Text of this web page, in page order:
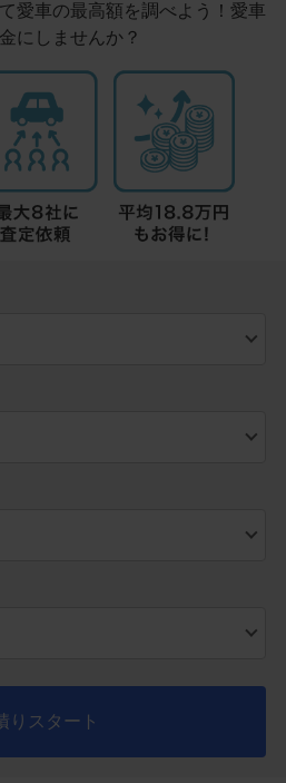
愛車の最高額を調べよう！愛車
にしませんか？
りスタート